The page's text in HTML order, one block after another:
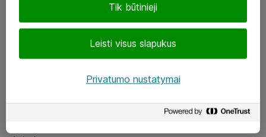
LinkedIn
Tik būtinieji
Leisti visus slapukus
Privatumo nustatymai